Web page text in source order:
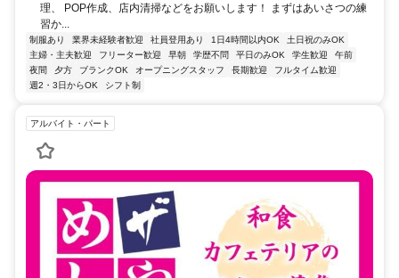
理、 POP作成、店内清掃などをお願いします！ まずはあいさつの練
習か...
制服あり 業界未経験者歓迎 社員登用あり 1日4時間以内OK
土日祝のみOK
主婦・主夫歓迎
フリーター歓迎 早朝 学歴不問 平日のみOK 学生歓迎
午前
夜間
夕方 ブランクOK オープニングスタッフ 長期歓迎
フルタイム歓迎
週2・3日からOK
シフト制
アルバイト・パート